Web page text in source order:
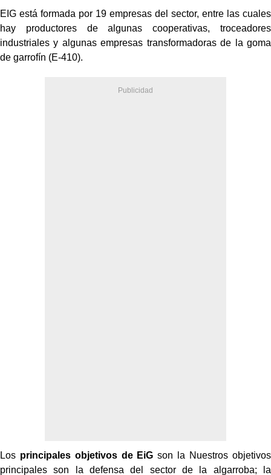
EIG está formada por 19 empresas del sector, entre las cuales
hay productores de algunas cooperativas, troceadores
industriales y algunas empresas transformadoras de la goma
de garrofín (E-410).
Los principales objetivos de EiG son la Nuestros objetivos
principales son la defensa del sector de la algarroba; la